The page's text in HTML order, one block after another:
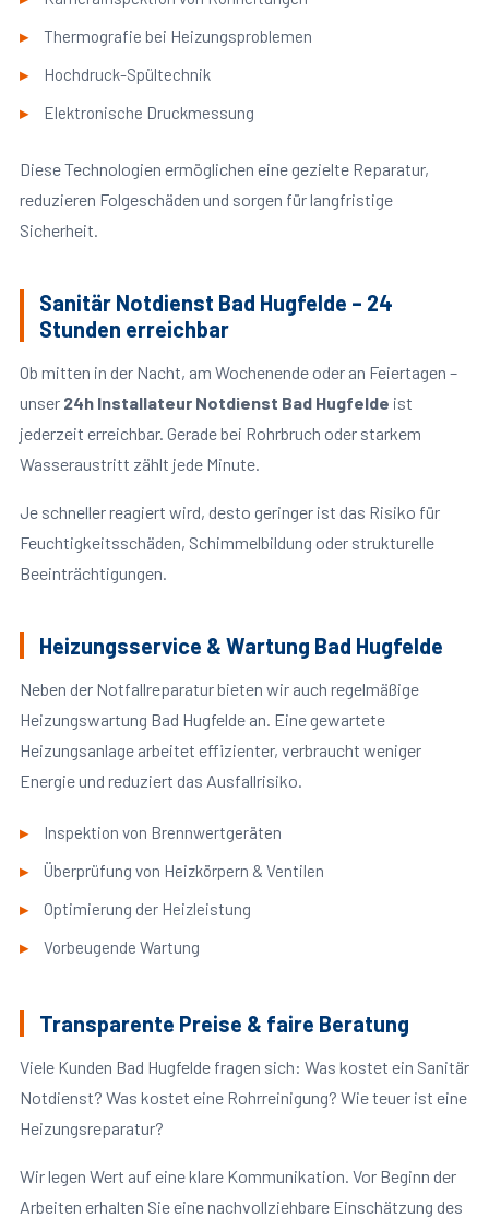
Thermografie bei Heizungsproblemen
Hochdruck-Spültechnik
Elektronische Druckmessung
Diese Technologien ermöglichen eine gezielte Reparatur,
reduzieren Folgeschäden und sorgen für langfristige
Sicherheit.
Sanitär Notdienst Bad Hugfelde – 24
Stunden erreichbar
Ob mitten in der Nacht, am Wochenende oder an Feiertagen –
unser 24h Installateur Notdienst Bad Hugfelde ist
jederzeit erreichbar. Gerade bei Rohrbruch oder starkem
Wasseraustritt zählt jede Minute.
Je schneller reagiert wird, desto geringer ist das Risiko für
Feuchtigkeitsschäden, Schimmelbildung oder strukturelle
Beeinträchtigungen.
Heizungsservice & Wartung Bad Hugfelde
Neben der Notfallreparatur bieten wir auch regelmäßige
Heizungswartung Bad Hugfelde an. Eine gewartete
Heizungsanlage arbeitet effizienter, verbraucht weniger
Energie und reduziert das Ausfallrisiko.
Inspektion von Brennwertgeräten
Überprüfung von Heizkörpern & Ventilen
Optimierung der Heizleistung
Vorbeugende Wartung
Transparente Preise & faire Beratung
Viele Kunden Bad Hugfelde fragen sich: Was kostet ein Sanitär
Notdienst? Was kostet eine Rohrreinigung? Wie teuer ist eine
Heizungsreparatur?
Wir legen Wert auf eine klare Kommunikation. Vor Beginn der
Arbeiten erhalten Sie eine nachvollziehbare Einschätzung des